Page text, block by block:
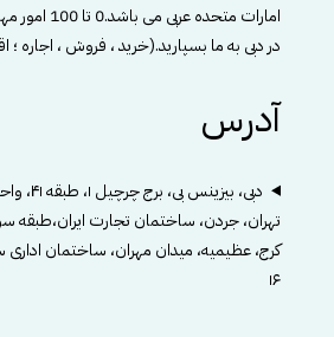
امارات متحده
در دبی به ما بسپارید.(خرید ، فروش ، اجاره
آدرس
دبی، بیزینس بی، برج چرچیل ۱، طبقه ۴۱، واحد ۴۱۰۸
تهران، جردن، ساختمان تجارت ایران،طبقه
کرج، عظیمیه، میدان مهران، ساختمان
۱۶